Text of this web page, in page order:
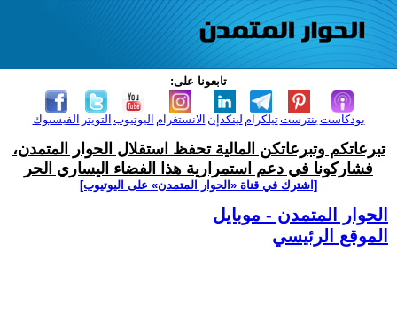
تابعونا على:
الفيسبوك التويتر اليوتيوب الانستغرام لينكدإن تيلكرامبنترست بودكاست
تبرعاتكم وتبرعاتكن المالية تحفظ استقلال الحوار المتمدن،
فشاركونا في دعم استمرارية هذا الفضاء اليساري الحر
[اشترك في قناة ‫«الحوار المتمدن» على اليوتيوب]
الحوار المتمدن - موبايل
الموقع الرئيسي